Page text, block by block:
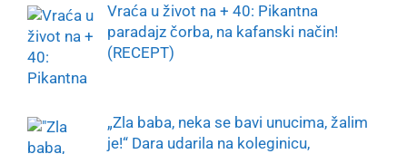
Vraća u život na + 40: Pikantna
paradajz čorba, na kafanski način!
(RECEPT)
„Zla baba, neka se bavi unucima, žalim
je!“ Dara udarila na koleginicu,